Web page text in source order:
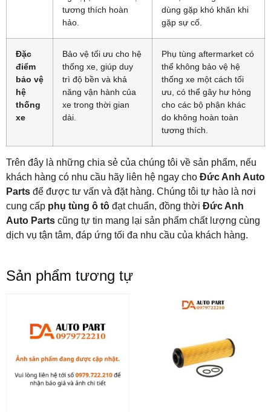
tương thích hoàn
hảo.
dùng gặp khó khăn khi
gặp sự cố.
Đặc
điểm
bảo vệ
hệ
thống
xe
Bảo vệ tối ưu cho hệ
thống xe, giúp duy
trì độ bền và khả
năng vận hành của
xe trong thời gian
dài.
Phụ tùng aftermarket có
thể không bảo vệ hệ
thống xe một cách tối
ưu, có thể gây hư hỏng
cho các bộ phận khác
do không hoàn toàn
tương thích.
Trên đây là những chia sẻ của chúng tôi về sản phẩm, nếu
khách hàng có nhu cầu hãy liên hệ ngay cho Đức Anh Auto
Parts để được tư vấn và đặt hàng. Chúng tôi tự hào là nơi
cung cấp phụ tùng ô tô đạt chuẩn, đồng thời Đức Anh
Auto Parts cũng tự tin mang lại sản phẩm chất lượng cùng
dịch vụ tận tâm, đáp ứng tối đa nhu cầu của khách hàng.
Sản phẩm tương tự